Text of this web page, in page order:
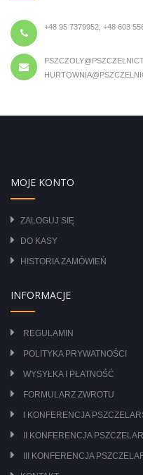
+48 95 7379952, +48 603
MOJE KONTO
ZALOGUJ SIĘ
DO KASY
HISTORIA ZAMÓWIEŃ
INFORMACJE
REGULAMIN
POLITYKA PRYWATNOŚCI
WYSYŁKA I PŁATNOŚĆ
FORMULARZ ZWROTU
I KONFERENCJA
II KONFERENCJA
III KONFERENCJA